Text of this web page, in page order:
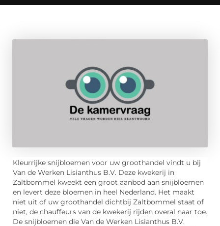
Kleurrijke snijbloemen voor uw groothandel vindt u bij
Van de Werken Lisianthus B.V. Deze kwekerij in
Zaltbommel kweekt een groot aanbod aan snijbloemen
en levert deze bloemen in heel Nederland. Het maakt
niet uit of uw groothandel dichtbij Zaltbommel staat of
niet, de chauffeurs van de kwekerij rijden overal naar toe.
De snijbloemen die Van de Werken Lisianthus B.V.